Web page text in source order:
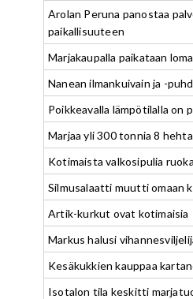
Arolan Peruna panostaa
paikallisuuteen
Marjakaupalla paikataan
Nanean ilmankuivain ja -
Poikkeavalla lämpötilalla on
Marjaa yli 300 tonnia 8
Kotimaista valkosipulia
Silmusalaatti muutti omaan
Artik-kurkut ovat kotimaisia
Markus halusi
Kesäkukkien kauppaa
Isotalon tila keskitti